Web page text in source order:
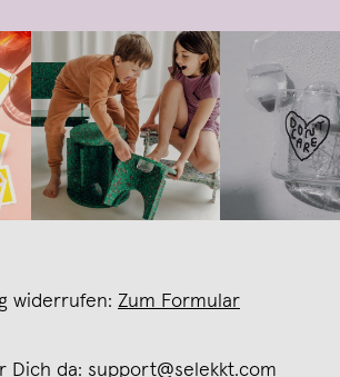
widerrufen: Zum Formular
Dich da: support@selekkt.com